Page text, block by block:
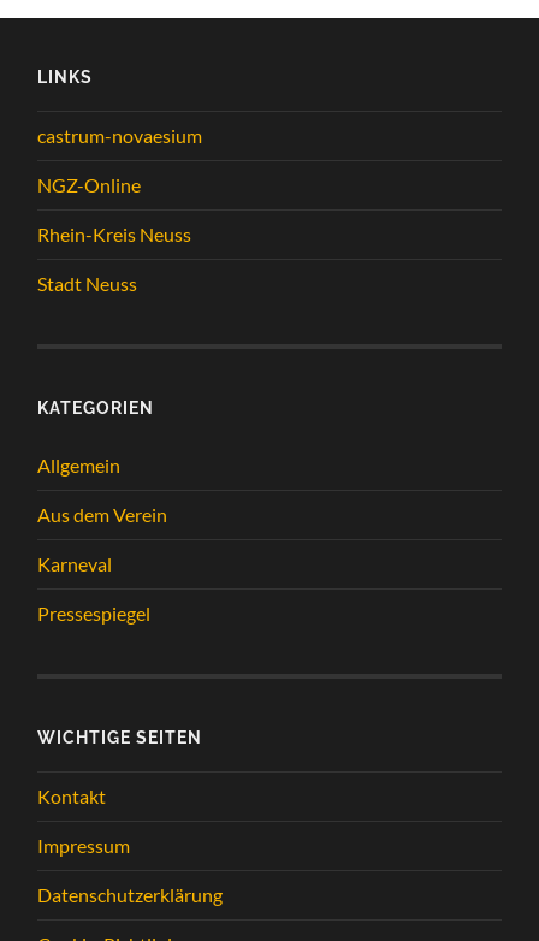
LINKS
castrum-novaesium
NGZ-Online
Rhein-Kreis Neuss
Stadt Neuss
KATEGORIEN
Allgemein
Aus dem Verein
Karneval
Pressespiegel
WICHTIGE SEITEN
Kontakt
Impressum
Datenschutzerklärung